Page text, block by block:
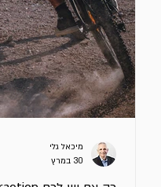
השיווק/מכירות, כמו עוד
עוד איש מכירות
מיכאל גלי
30 במרץ